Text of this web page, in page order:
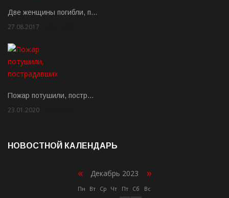
Две женщины погибли, п…
27.08.2017
Пожар потушили, постр…
23.01.2020
НОВОСТНОЙ КАЛЕНДАРЬ
« Декабрь 2023 »
Пн Вт Ср Чт Пт Сб Вс